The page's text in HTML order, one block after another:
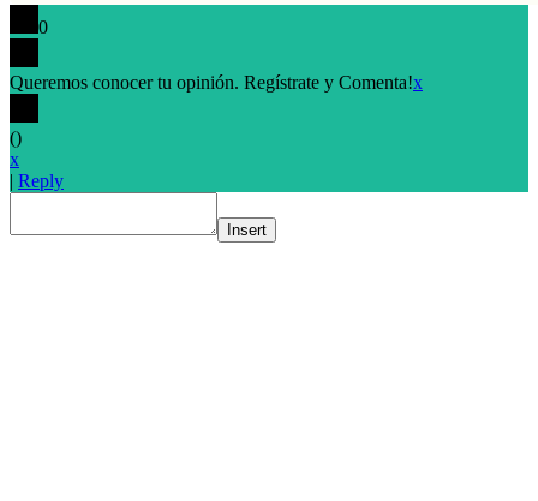
0
Queremos conocer tu opinión. Regístrate y Comenta!x
()
x
| Reply
Insert